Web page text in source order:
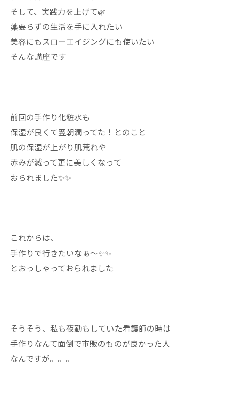
そして、実践力を上げて🌿
薬要らずの生活を手に入れたい
美容にもスローエイジングにも使いたい
そんな講座です
前回の手作り化粧水も
保湿が良くて翌朝潤ってた！とのこと
肌の保湿が上がり肌荒れや
赤みが減って更に美しくなって
おられました✨✨
これからは、
手作りで行きたいなぁ〜✨✨
とおっしゃっておられました
そうそう、私も夜勤もしていた看護師の時は
手作りなんて面倒で市販のものが良かった人
なんですが。。。